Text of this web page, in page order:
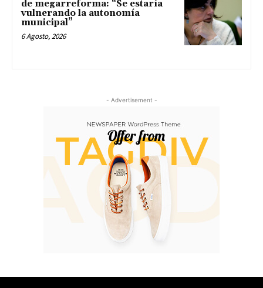
de megarreforma: “Se estaría
vulnerando la autonomía
municipal”
6 Agosto, 2026
- Advertisement -